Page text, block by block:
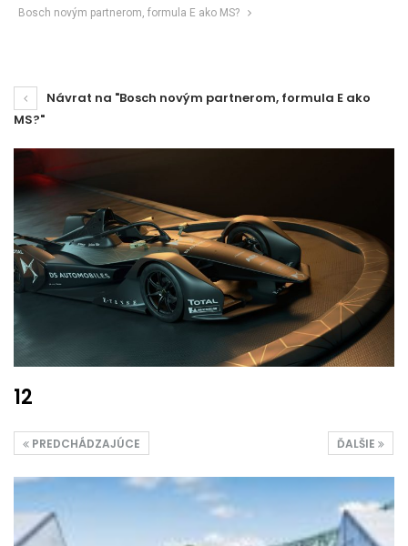
Bosch novým partnerom, formula E ako MS?
Návrat na "Bosch novým partnerom, formula E ako
MS?"
12
ĎALŠIE
PREDCHÁDZAJÚCE